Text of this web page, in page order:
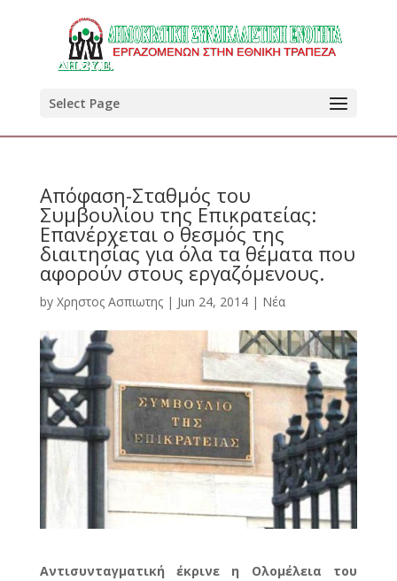
Select Page
Απόφαση-Σταθμός του
Συμβουλίου της Επικρατείας:
Επανέρχεται ο θεσμός της
διαιτησίας για όλα τα θέματα που
αφορούν στους εργαζόμενους.
by Χρηστος Ασπιωτης| Jun 24, 2014| Νέα
Αντισυνταγματική έκρινε η Ολομέλεια του